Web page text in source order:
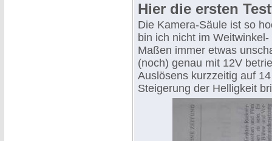
Hier die ersten
Die Kamera-Säule ist so
bin ich nicht im
Maßen immer etwas
(noch) genau mit 12V
Auslösens kurzzeitig auf
Steigerung der Helligkeit